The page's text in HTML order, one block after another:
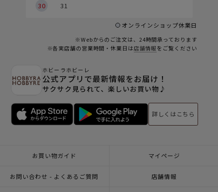
30
31
オンラインショップ休業日
※Webからのご注文は、24時間承っております
※各実店舗の営業時間・休業日は店舗情報をご覧ください
ホビーラホビーレ
公式アプリで最新情報をお届け！
サクサク見られて、楽しいお買い物♪
詳しくはこちら
お買い物ガイド マイページ
お問い合わせ - よくあるご質問 店舗情報